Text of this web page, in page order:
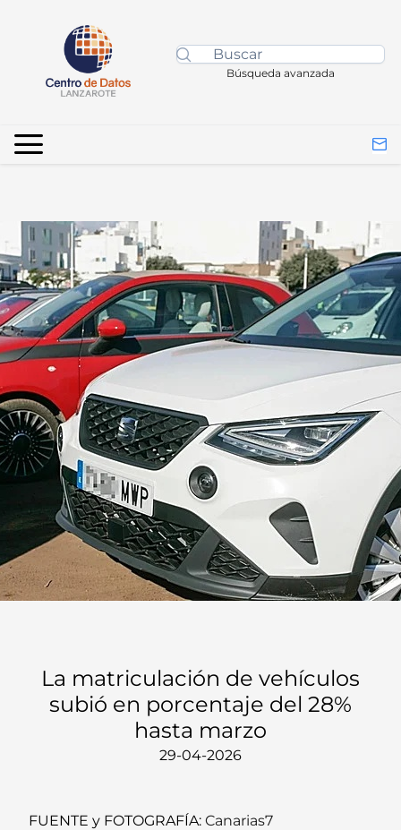
Búsqueda avanzada
La matriculación de vehículos
subió en porcentaje del 28%
hasta marzo
29-04-2026
FUENTE y FOTOGRAFÍA: Canarias7